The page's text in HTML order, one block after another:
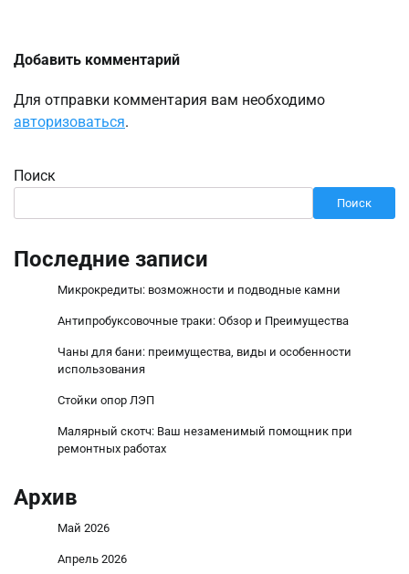
Добавить комментарий
Для отправки комментария вам необходимо
авторизоваться.
Поиск
Поиск
Последние записи
Микрокредиты: возможности и подводные камни
Антипробуксовочные траки: Обзор и Преимущества
Чаны для бани: преимущества, виды и особенности
использования
Стойки опор ЛЭП
Малярный скотч: Ваш незаменимый помощник при
ремонтных работах
Архив
Май 2026
Апрель 2026